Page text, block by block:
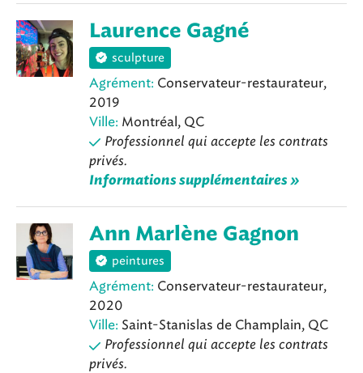
Laurence Gagné
sculpture
Agrément: Conservateur-restaurateur,
2019
Ville: Montréal, QC
Professionnel qui accepte les contrats
privés.
Informations supplémentaires »
Ann Marlène Gagnon
peintures
Agrément: Conservateur-restaurateur,
2020
Ville: Saint-Stanislas de Champlain, QC
Professionnel qui accepte les contrats
privés.